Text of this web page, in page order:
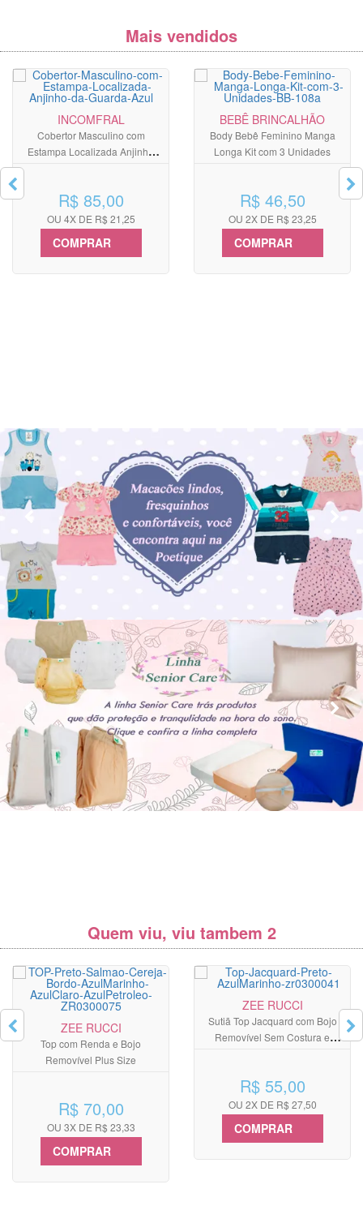
Mais vendidos
INCOMFRAL
Cobertor Masculino com
Estampa Localizada Anjinho
R$ 85,00
OU 4X DE R$ 21,25
COMPRAR
BEBÊ BRINCALHÃO
Body Bebê Feminino Manga
Longa Kit com 3 Unidades
R$ 46,50
OU 2X DE R$ 23,25
COMPRAR
Quem viu, viu tambem 2
ZEE RUCCI
Top com Renda e Bojo
Removível Plus Size
R$ 70,00
OU 3X DE R$ 23,33
COMPRAR
ZEE RUCCI
Sutiã Top Jacquard com Bojo
Removível Sem Costura e
R$ 55,00
OU 2X DE R$ 27,50
COMPRAR